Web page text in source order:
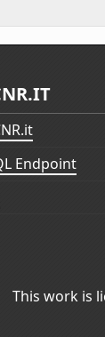
Endpoint
This work is